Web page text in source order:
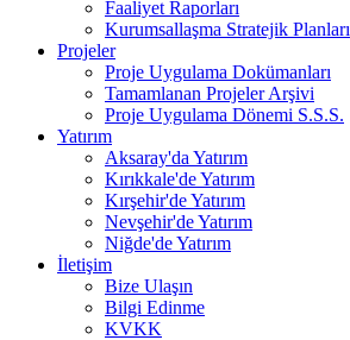
Faaliyet Raporları
Kurumsallaşma Stratejik Planları
Projeler
Proje Uygulama Dokümanları
Tamamlanan Projeler Arşivi
Proje Uygulama Dönemi S.S.S.
Yatırım
Aksaray'da Yatırım
Kırıkkale'de Yatırım
Kırşehir'de Yatırım
Nevşehir'de Yatırım
Niğde'de Yatırım
İletişim
Bize Ulaşın
Bilgi Edinme
KVKK